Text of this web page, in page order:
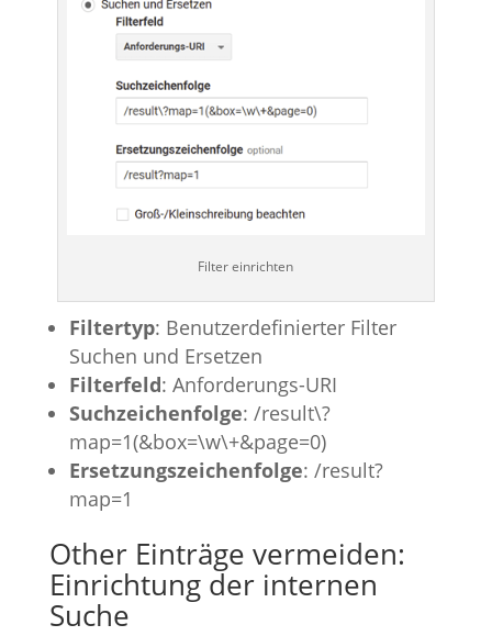
Filter einrichten
Filtertyp: Benutzerdefinierter Filter
Suchen und Ersetzen
Filterfeld: Anforderungs-URI
Suchzeichenfolge: /result\?
map=1(&box=\w\+&page=0)
Ersetzungszeichenfolge: /result?
map=1
Other Einträge vermeiden:
Einrichtung der internen
Suche